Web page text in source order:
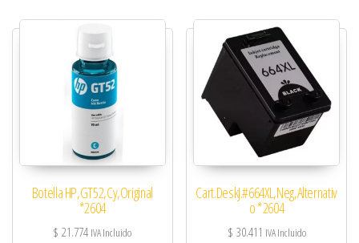
Botella HP,GT52,Cy,Original
*2604
$ 21.774 IVA Incluido
Cart.DeskJ.#664XL,Neg,Alternativ
o *2604
$ 30.411 IVA Incluido